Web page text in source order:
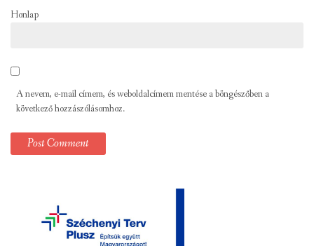
Honlap
A nevem, e-mail címem, és weboldalcímem mentése a böngészőben a
következő hozzászólásomhoz.